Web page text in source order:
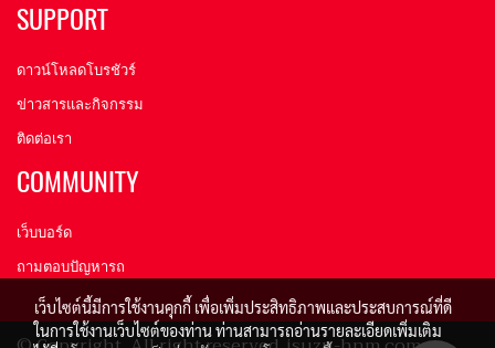
SUPPORT
ดาวน์โหลดโบรชัวร์
ข่าวสารและกิจกรรม
ติดต่อเรา
COMMUNITY
เว็บบอร์ด
ถามตอบปัญหารถ
เว็บไซต์นี้มีการใช้งานคุกกี้ เพื่อเพิ่มประสิทธิภาพและประสบการณ์ที่ดี
ในการใช้งานเว็บไซต์ของท่าน ท่านสามารถอ่านรายละเอียดเพิ่มเติม